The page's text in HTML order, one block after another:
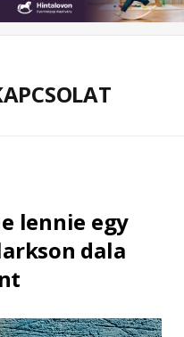
e
lennie egy
dala